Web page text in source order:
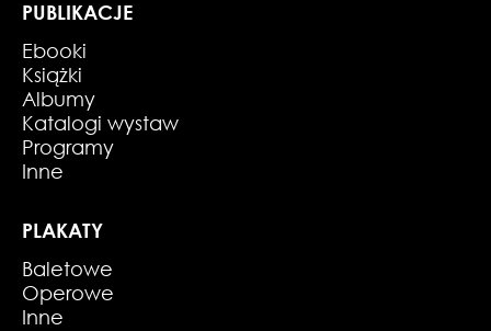
PUBLIKACJE
Ebooki
Książki
Albumy
Katalogi wystaw
Programy
Inne
PLAKATY
Baletowe
Operowe
Inne